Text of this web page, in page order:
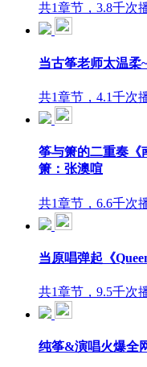
共1章节，3.8千次
当古筝老师太温柔~
共1章节，4.1千次
筝与箫的二重奏《
箫：张澳喧
共1章节，6.6千次
当原唱弹起《
共1章节，9.5千次
纯筝&演唱火爆全